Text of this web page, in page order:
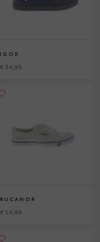
IGOR
€ 34,95
RUCANOR
€ 14,99